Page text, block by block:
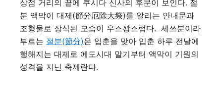
상점 거리의 끝에 쿠시다 신사의 후문이 보인다. 절
분 액막이 대제(節分厄除大祭)를 알리는 안내문과
조형물로 장식된 모습이 우스꽝스럽다. 세쓰분이라
부르는 절분(節分)은 입춘을 맞아 입춘 하루 전날에
행해지는 대제로 에도시대 말기부터 액막이 기원의
성격을 지닌 축제란다.